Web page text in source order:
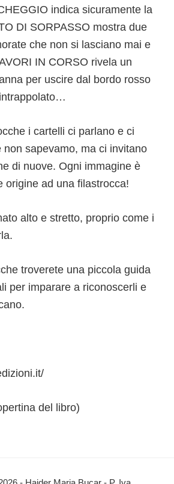
indica sicuramente la
DI SORPASSO mostra due
che non si lasciano mai e
IN CORSO rivela un
per uscire dal bordo rosso
i cartelli ci parlano e ci
non sapevamo, ma ci invitano
di nuove. Ogni immagine è
origine ad una filastrocca!
alto e stretto, proprio come i
troverete una piccola guida
per imparare a riconoscerli e
del libro)